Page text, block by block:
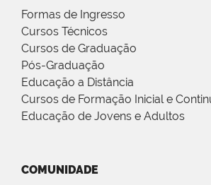
Formas de Ingresso
Cursos Técnicos
Cursos de Graduação
Pós-Graduação
Educação a Distância
Cursos de Formação Inicial e
Educação de Jovens e Adultos
COMUNIDADE